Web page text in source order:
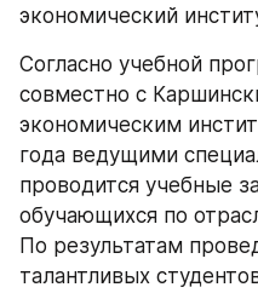
экономический
Согласно учебной
совместно с
экономическим
года ведущими
проводится учебные
обучающихся по
По результатам
талантливых